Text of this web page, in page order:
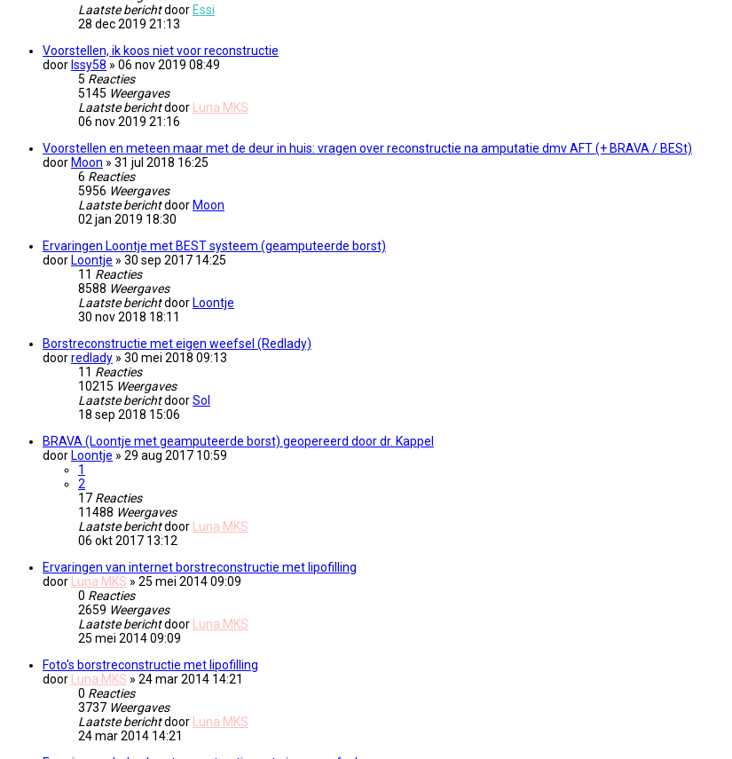
Laatste berichtdoor Essi
28 dec 2019 21:13
Voorstellen, ik koos niet voor reconstructie
door Issy58 » 06 nov 2019 08:49
5 Reacties
5145 Weergaves
Laatste berichtdoor
Luna MKS
06 nov 2019 21:16
Voorstellen en meteen maar met de deur in huis: vragen over reconstructie na amputatie dmv AFT (+ BRAVA / BESt)
door Moon » 31 jul 2018 16:25
6 Reacties
5956 Weergaves
Laatste berichtdoor Moon
02 jan 2019 18:30
Ervaringen Loontje met BEST systeem (geamputeerde borst)
door Loontje » 30 sep 2017 14:25
11 Reacties
8588 Weergaves
Laatste berichtdoor Loontje
30 nov 2018 18:11
Borstreconstructie met eigen weefsel (Redlady)
doorredlady » 30 mei 2018 09:13
11 Reacties
10215 Weergaves
Laatste berichtdoorSol
18 sep 2018 15:06
BRAVA (Loontje met geamputeerde borst) geopereerd door dr. Kappel
door Loontje » 29 aug 2017 10:59
1
2
17 Reacties
11488 Weergaves
Laatste berichtdoor
Luna MKS
06 okt 2017 13:12
Ervaringen van internet borstreconstructie met lipofilling
door
Luna MKS » 25 mei 2014 09:09
0 Reacties
2659 Weergaves
Laatste berichtdoor
Luna MKS
25 mei 2014 09:09
Foto's borstreconstructie met lipofilling
door
Luna MKS » 24 mar 2014 14:21
0 Reacties
3737 Weergaves
Laatste berichtdoor
Luna MKS
24 mar 2014 14:21